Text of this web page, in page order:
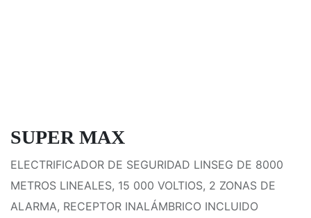
SUPER MAX
ELECTRIFICADOR DE SEGURIDAD LINSEG DE 8000
METROS LINEALES, 15 000 VOLTIOS, 2 ZONAS DE
ALARMA, RECEPTOR INALÁMBRICO INCLUIDO